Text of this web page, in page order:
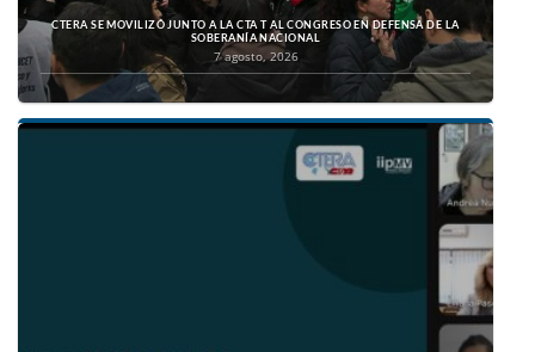
CTERA SE MOVILIZÓ JUNTO A LA CTA T AL CONGRESO EN DEFENSA DE LA
SOBERANÍA NACIONAL
7 agosto, 2026